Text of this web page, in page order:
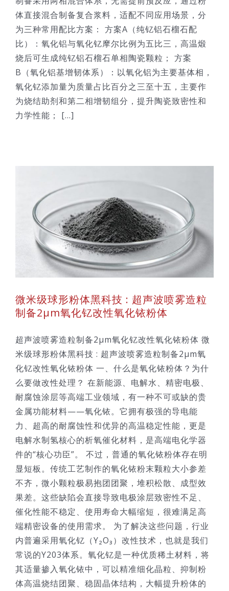
体直接混合制备复合浆料，适配不同应用场景，分
为三种常用配比方案： 方案A（纯钇铝石榴石配
比）：氧化铝与氧化钇摩尔比例为五比三，高温煅
烧后可生成纯钇铝石榴石单相陶瓷颗粒； 方案
B（氧化铝基增韧体系）：以氧化铝为主要基体相，
氧化钇添加量为质量占比百分之三至十五，主要作
为烧结助剂和第二相增韧组分，提升陶瓷致密性和
力学性能； [...]
微米级球形粉体黑科技 : 超声波喷雾造粒
制备2μm氧化钇改性氧化铱粉体
超声波喷雾造粒制备2μm氧化钇改性氧化铱粉体 微
米级球形粉体黑科技 : 超声波喷雾造粒制备2μm氧
化钇改性氧化铱粉体 一、什么是氧化铱粉体？为什
么要做改性处理？ 在新能源、电解水、精密电极、
耐腐蚀涂层等高端工业领域，有一种不可或缺的贵
金属功能材料——氧化铱。它拥有极强的导电能
力、超高的耐腐蚀性和优异的高温稳定性能，更是
电解水制氢核心的析氧催化材料，是高端电化学器
件的“核心功臣”。 不过，普通的氧化铱粉体存在明
显短板。传统工艺制作的氧化铱粉末颗粒大小参差
不齐，微小颗粒极易抱团团聚，堆积松散、成型效
果差。这些缺陷会直接导致电极涂层致密性不足、
催化性能不稳定、使用寿命大幅缩短，很难满足高
端精密设备的使用需求。 为了解决这些问题，行业
内普遍采用氧化钇（Y₂O₃）改性技术，也就是我们
常说的Y203体系。氧化钇是一种优质稀土材料，将
其适量掺入氧化铱中，可以精准细化晶粒、抑制粉
体高温烧结团聚、稳固晶体结构，大幅提升粉体的